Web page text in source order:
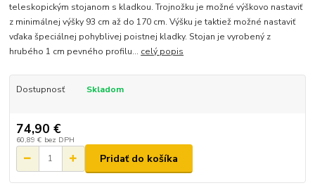
teleskopickým stojanom s kladkou. Trojnožku je možné výškovo nastaviť
z minimálnej výšky 93 cm až do 170 cm. Výšku je taktiež možné nastaviť
vďaka špeciálnej pohyblivej poistnej kladky. Stojan je vyrobený z
hrubého 1 cm pevného profilu... celý popis
Dostupnosť Skladom
74,90 €
60,89 € bez DPH
Pridať do košíka